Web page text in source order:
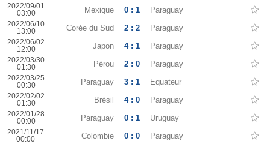
2022/09/01
03:00
Mexique 0 : 1 Paraguay
2022/06/10
13:00
Corée du Sud 2 : 2 Paraguay
2022/06/02
12:00
Japon 4 : 1 Paraguay
2022/03/30
01:30
Pérou 2 : 0 Paraguay
2022/03/25
00:30
Paraguay 3 : 1 Équateur
2022/02/02
01:30
Brésil 4 : 0 Paraguay
2022/01/28
00:00
Paraguay 0 : 1 Uruguay
2021/11/17
00:00
Colombie 0 : 0 Paraguay